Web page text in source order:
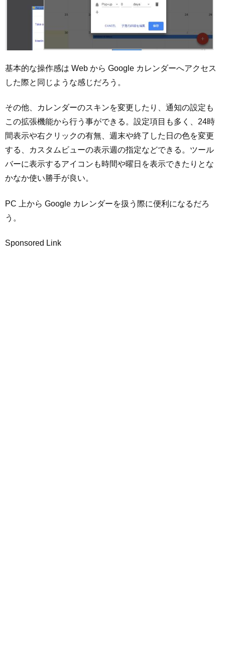
基本的な操作感は Web から Google カレンダーへアクセス
した際と同じような感じだろう。
その他、カレンダーのスキンを変更したり、通知の設定も
この拡張機能から行う事ができる。設定項目も多く、24時
間表示や右クリックの有無、週末や終了した日の色を変更
する、カスタムビューの表示週の指定などできる。ツール
バーに表示するアイコンも時間や曜日を表示できたりとな
かなか使い勝手が良い。
PC 上から Google カレンダーを扱う際に便利になるだろ
う。
Sponsored Link